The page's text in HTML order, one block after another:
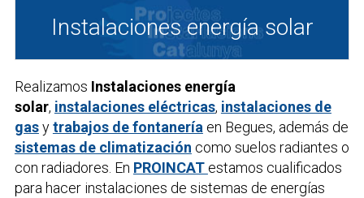
Instalaciones energía solar
Realizamos Instalaciones energía
solar, instalaciones eléctricas, instalaciones de
gasytrabajos de fontanería en Begues, además de
sistemas de climatización como suelos radiantes o
con radiadores. En PROINCAT estamos cualificados
para hacer instalaciones de sistemas de energías